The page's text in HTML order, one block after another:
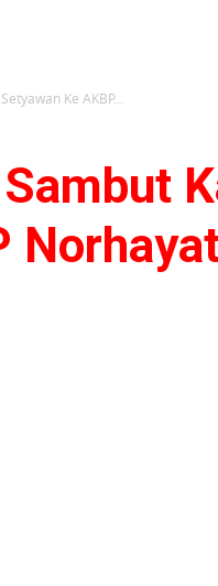
Ke AKBP...